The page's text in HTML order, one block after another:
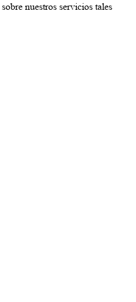
sobre nuestros servicios tales